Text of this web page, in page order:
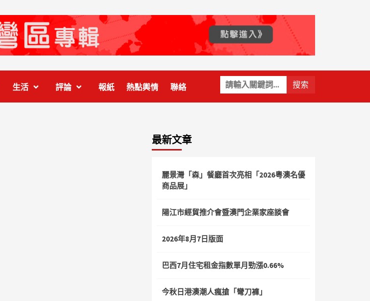
關
鍵
字:
生活 評論 報紙 熱點輿情 聯絡
最新文章
麗景灣「森」餐廳首次亮相「2026粵澳名優
商品展」
陽江市經貿推介會暨澳門企業家座談會
2026年8月7日版面
巴西7月住宅租金指數單月勁漲0.66%
今秋日港澳潮人瘋搶「彎刀褲」